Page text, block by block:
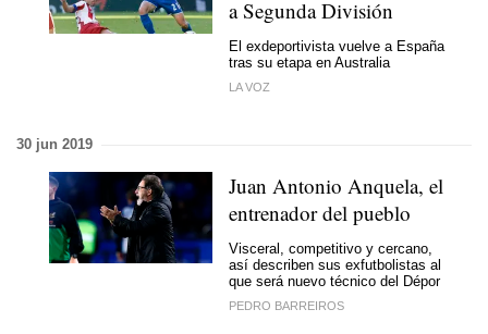
a Segunda División
El exdeportivista vuelve a España
tras su etapa en Australia
LA VOZ
30 jun 2019
Juan Antonio Anquela, el
entrenador del pueblo
Visceral, competitivo y cercano,
así describen sus exfutbolistas al
que será nuevo técnico del Dépor
PEDRO BARREIROS